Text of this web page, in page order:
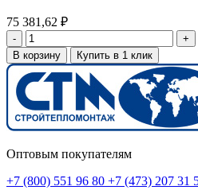
75 381,62 ₽
- +
В корзину Купить в 1 клик
Оптовым покупателям
+7 (800) 551 96 80 +7 (473) 207 31